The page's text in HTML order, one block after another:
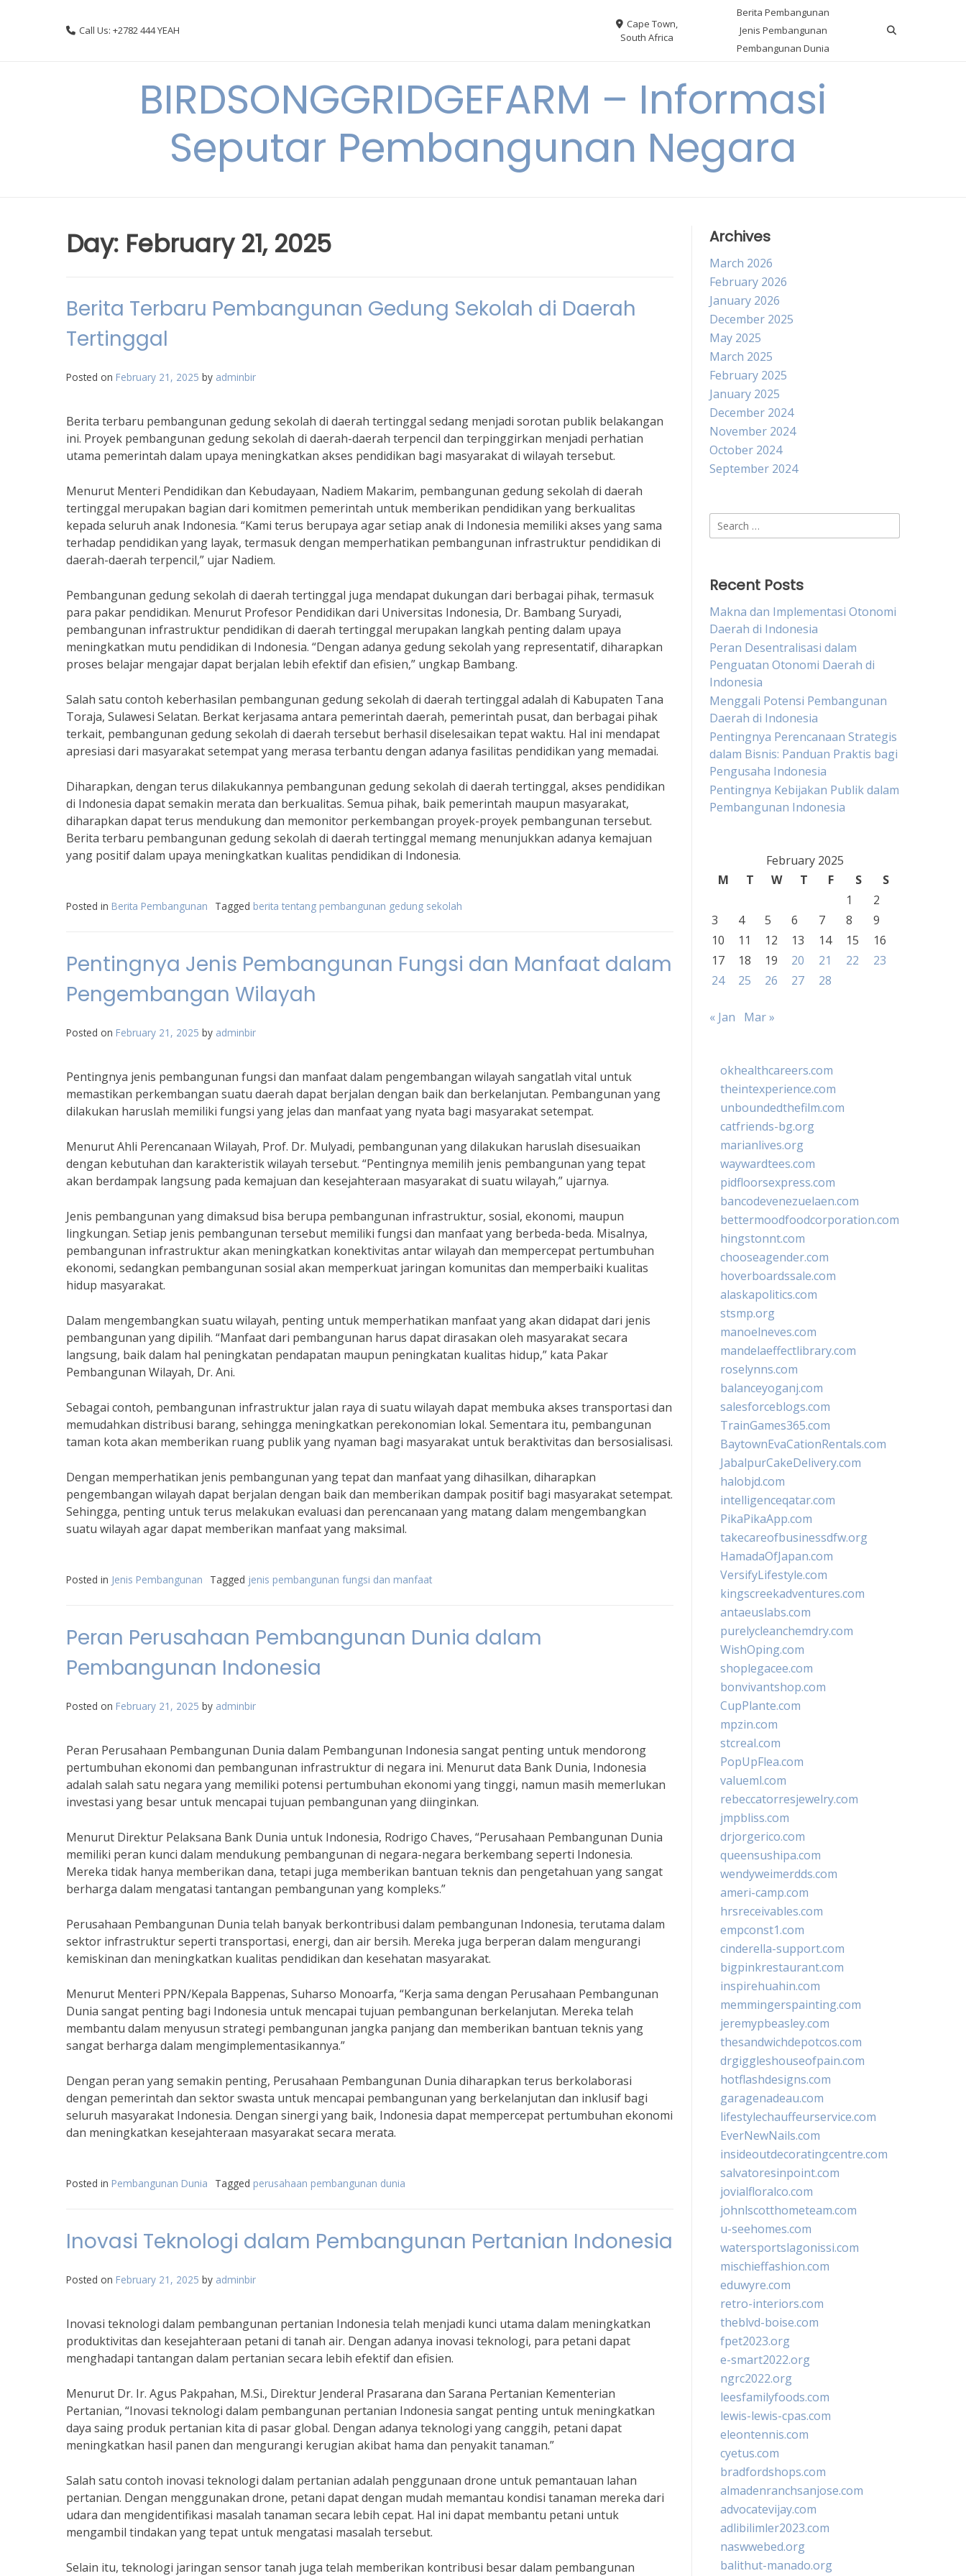
Call Us: +2782 444 YEAH
Cape Town,
South Africa
Berita Pembangunan
Jenis Pembangunan
Pembangunan Dunia
BIRDSONGGRIDGEFARM – Informasi
Seputar Pembangunan Negara
Day: February 21, 2025
Berita Terbaru Pembangunan Gedung Sekolah di Daerah
Tertinggal
Posted on February 21, 2025 by adminbir
Berita terbaru pembangunan gedung sekolah di daerah tertinggal sedang menjadi sorotan publik belakangan
ini. Proyek pembangunan gedung sekolah di daerah-daerah terpencil dan terpinggirkan menjadi perhatian
utama pemerintah dalam upaya meningkatkan akses pendidikan bagi masyarakat di wilayah tersebut.
Menurut Menteri Pendidikan dan Kebudayaan, Nadiem Makarim, pembangunan gedung sekolah di daerah
tertinggal merupakan bagian dari komitmen pemerintah untuk memberikan pendidikan yang berkualitas
kepada seluruh anak Indonesia. “Kami terus berupaya agar setiap anak di Indonesia memiliki akses yang sama
terhadap pendidikan yang layak, termasuk dengan memperhatikan pembangunan infrastruktur pendidikan di
daerah-daerah terpencil,” ujar Nadiem.
Pembangunan gedung sekolah di daerah tertinggal juga mendapat dukungan dari berbagai pihak, termasuk
para pakar pendidikan. Menurut Profesor Pendidikan dari Universitas Indonesia, Dr. Bambang Suryadi,
pembangunan infrastruktur pendidikan di daerah tertinggal merupakan langkah penting dalam upaya
meningkatkan mutu pendidikan di Indonesia. “Dengan adanya gedung sekolah yang representatif, diharapkan
proses belajar mengajar dapat berjalan lebih efektif dan efisien,” ungkap Bambang.
Salah satu contoh keberhasilan pembangunan gedung sekolah di daerah tertinggal adalah di Kabupaten Tana
Toraja, Sulawesi Selatan. Berkat kerjasama antara pemerintah daerah, pemerintah pusat, dan berbagai pihak
terkait, pembangunan gedung sekolah di daerah tersebut berhasil diselesaikan tepat waktu. Hal ini mendapat
apresiasi dari masyarakat setempat yang merasa terbantu dengan adanya fasilitas pendidikan yang memadai.
Diharapkan, dengan terus dilakukannya pembangunan gedung sekolah di daerah tertinggal, akses pendidikan
di Indonesia dapat semakin merata dan berkualitas. Semua pihak, baik pemerintah maupun masyarakat,
diharapkan dapat terus mendukung dan memonitor perkembangan proyek-proyek pembangunan tersebut.
Berita terbaru pembangunan gedung sekolah di daerah tertinggal memang menunjukkan adanya kemajuan
yang positif dalam upaya meningkatkan kualitas pendidikan di Indonesia.
Posted in Berita Pembangunan Tagged berita tentang pembangunan gedung sekolah
Pentingnya Jenis Pembangunan Fungsi dan Manfaat dalam
Pengembangan Wilayah
Posted on February 21, 2025 by adminbir
Pentingnya jenis pembangunan fungsi dan manfaat dalam pengembangan wilayah sangatlah vital untuk
memastikan perkembangan suatu daerah dapat berjalan dengan baik dan berkelanjutan. Pembangunan yang
dilakukan haruslah memiliki fungsi yang jelas dan manfaat yang nyata bagi masyarakat setempat.
Menurut Ahli Perencanaan Wilayah, Prof. Dr. Mulyadi, pembangunan yang dilakukan haruslah disesuaikan
dengan kebutuhan dan karakteristik wilayah tersebut. “Pentingnya memilih jenis pembangunan yang tepat
akan berdampak langsung pada kemajuan dan kesejahteraan masyarakat di suatu wilayah,” ujarnya.
Jenis pembangunan yang dimaksud bisa berupa pembangunan infrastruktur, sosial, ekonomi, maupun
lingkungan. Setiap jenis pembangunan tersebut memiliki fungsi dan manfaat yang berbeda-beda. Misalnya,
pembangunan infrastruktur akan meningkatkan konektivitas antar wilayah dan mempercepat pertumbuhan
ekonomi, sedangkan pembangunan sosial akan memperkuat jaringan komunitas dan memperbaiki kualitas
hidup masyarakat.
Dalam mengembangkan suatu wilayah, penting untuk memperhatikan manfaat yang akan didapat dari jenis
pembangunan yang dipilih. “Manfaat dari pembangunan harus dapat dirasakan oleh masyarakat secara
langsung, baik dalam hal peningkatan pendapatan maupun peningkatan kualitas hidup,” kata Pakar
Pembangunan Wilayah, Dr. Ani.
Sebagai contoh, pembangunan infrastruktur jalan raya di suatu wilayah dapat membuka akses transportasi dan
memudahkan distribusi barang, sehingga meningkatkan perekonomian lokal. Sementara itu, pembangunan
taman kota akan memberikan ruang publik yang nyaman bagi masyarakat untuk beraktivitas dan bersosialisasi.
Dengan memperhatikan jenis pembangunan yang tepat dan manfaat yang dihasilkan, diharapkan
pengembangan wilayah dapat berjalan dengan baik dan memberikan dampak positif bagi masyarakat setempat.
Sehingga, penting untuk terus melakukan evaluasi dan perencanaan yang matang dalam mengembangkan
suatu wilayah agar dapat memberikan manfaat yang maksimal.
Posted in Jenis Pembangunan Tagged jenis pembangunan fungsi dan manfaat
Peran Perusahaan Pembangunan Dunia dalam
Pembangunan Indonesia
Posted on February 21, 2025 by adminbir
Peran Perusahaan Pembangunan Dunia dalam Pembangunan Indonesia sangat penting untuk mendorong
pertumbuhan ekonomi dan pembangunan infrastruktur di negara ini. Menurut data Bank Dunia, Indonesia
adalah salah satu negara yang memiliki potensi pertumbuhan ekonomi yang tinggi, namun masih memerlukan
investasi yang besar untuk mencapai tujuan pembangunan yang diinginkan.
Menurut Direktur Pelaksana Bank Dunia untuk Indonesia, Rodrigo Chaves, “Perusahaan Pembangunan Dunia
memiliki peran kunci dalam mendukung pembangunan di negara-negara berkembang seperti Indonesia.
Mereka tidak hanya memberikan dana, tetapi juga memberikan bantuan teknis dan pengetahuan yang sangat
berharga dalam mengatasi tantangan pembangunan yang kompleks.”
Perusahaan Pembangunan Dunia telah banyak berkontribusi dalam pembangunan Indonesia, terutama dalam
sektor infrastruktur seperti transportasi, energi, dan air bersih. Mereka juga berperan dalam mengurangi
kemiskinan dan meningkatkan kualitas pendidikan dan kesehatan masyarakat.
Menurut Menteri PPN/Kepala Bappenas, Suharso Monoarfa, “Kerja sama dengan Perusahaan Pembangunan
Dunia sangat penting bagi Indonesia untuk mencapai tujuan pembangunan berkelanjutan. Mereka telah
membantu dalam menyusun strategi pembangunan jangka panjang dan memberikan bantuan teknis yang
sangat berharga dalam mengimplementasikannya.”
Dengan peran yang semakin penting, Perusahaan Pembangunan Dunia diharapkan terus berkolaborasi
dengan pemerintah dan sektor swasta untuk mencapai pembangunan yang berkelanjutan dan inklusif bagi
seluruh masyarakat Indonesia. Dengan sinergi yang baik, Indonesia dapat mempercepat pertumbuhan ekonomi
dan meningkatkan kesejahteraan masyarakat secara merata.
Posted in Pembangunan Dunia Tagged perusahaan pembangunan dunia
Inovasi Teknologi dalam Pembangunan Pertanian Indonesia
Posted on February 21, 2025 by adminbir
Inovasi teknologi dalam pembangunan pertanian Indonesia telah menjadi kunci utama dalam meningkatkan
produktivitas dan kesejahteraan petani di tanah air. Dengan adanya inovasi teknologi, para petani dapat
menghadapi tantangan dalam pertanian secara lebih efektif dan efisien.
Menurut Dr. Ir. Agus Pakpahan, M.Si., Direktur Jenderal Prasarana dan Sarana Pertanian Kementerian
Pertanian, “Inovasi teknologi dalam pembangunan pertanian Indonesia sangat penting untuk meningkatkan
daya saing produk pertanian kita di pasar global. Dengan adanya teknologi yang canggih, petani dapat
meningkatkan hasil panen dan mengurangi kerugian akibat hama dan penyakit tanaman.”
Salah satu contoh inovasi teknologi dalam pertanian adalah penggunaan drone untuk pemantauan lahan
pertanian. Dengan menggunakan drone, petani dapat dengan mudah memantau kondisi tanaman mereka dari
udara dan mengidentifikasi masalah tanaman secara lebih cepat. Hal ini dapat membantu petani untuk
mengambil tindakan yang tepat untuk mengatasi masalah tersebut.
Selain itu, teknologi jaringan sensor tanah juga telah memberikan kontribusi besar dalam pembangunan
Archives
March 2026
February 2026
January 2026
December 2025
May 2025
March 2025
February 2025
January 2025
December 2024
November 2024
October 2024
September 2024
Search
for:
Recent Posts
Makna dan Implementasi Otonomi
Daerah di Indonesia
Peran Desentralisasi dalam
Penguatan Otonomi Daerah di
Indonesia
Menggali Potensi Pembangunan
Daerah di Indonesia
Pentingnya Perencanaan Strategis
dalam Bisnis: Panduan Praktis bagi
Pengusaha Indonesia
Pentingnya Kebijakan Publik dalam
Pembangunan Indonesia
February 2025
M
T W T F S
S
1
2
3
4 5 6 7 8
9
10
11 12 13 14 15
16
17
18 19 20 21 22
23
24
25 26 27 28
« Jan Mar »
okhealthcareers.com
theintexperience.com
unboundedthefilm.com
catfriends-bg.org
marianlives.org
waywardtees.com
pidfloorsexpress.com
bancodevenezuelaen.com
bettermoodfoodcorporation.com
hingstonnt.com
chooseagender.com
hoverboardssale.com
alaskapolitics.com
stsmp.org
manoelneves.com
mandelaeffectlibrary.com
roselynns.com
balanceyoganj.com
salesforceblogs.com
TrainGames365.com
BaytownEvaCationRentals.com
JabalpurCakeDelivery.com
halobjd.com
intelligenceqatar.com
PikaPikaApp.com
takecareofbusinessdfw.org
HamadaOfJapan.com
VersifyLifestyle.com
kingscreekadventures.com
antaeuslabs.com
purelycleanchemdry.com
WishOping.com
shoplegacee.com
bonvivantshop.com
CupPlante.com
mpzin.com
stcreal.com
PopUpFlea.com
valueml.com
rebeccatorresjewelry.com
jmpbliss.com
drjorgerico.com
queensushipa.com
wendyweimerdds.com
ameri-camp.com
hrsreceivables.com
empconst1.com
cinderella-support.com
bigpinkrestaurant.com
inspirehuahin.com
memmingerspainting.com
jeremypbeasley.com
thesandwichdepotcos.com
drgiggleshouseofpain.com
hotflashdesigns.com
garagenadeau.com
lifestylechauffeurservice.com
EverNewNails.com
insideoutdecoratingcentre.com
salvatoresinpoint.com
jovialfloralco.com
johnlscotthometeam.com
u-seehomes.com
watersportslagonissi.com
mischieffashion.com
eduwyre.com
retro-interiors.com
theblvd-boise.com
fpet2023.org
e-smart2022.org
ngrc2022.org
leesfamilyfoods.com
lewis-lewis-cpas.com
eleontennis.com
cyetus.com
bradfordshops.com
almadenranchsanjose.com
advocatevijay.com
adlibilimler2023.com
naswwebed.org
balithut-manado.org